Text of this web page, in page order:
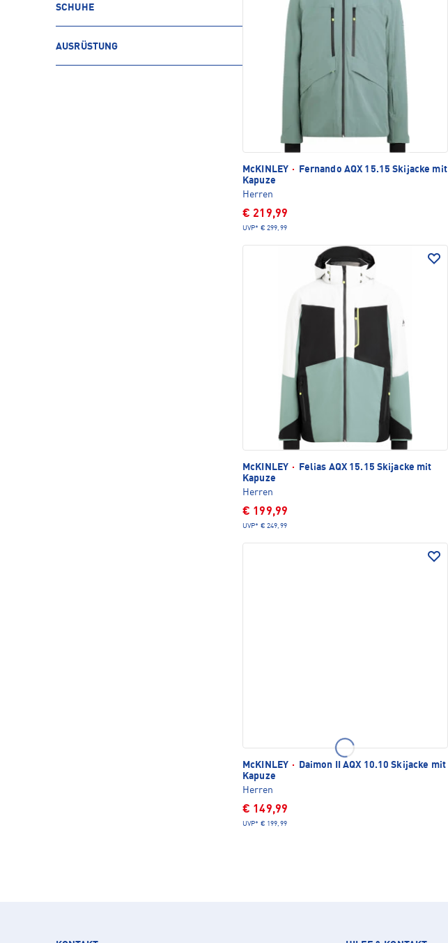
SCHUHE
AUSRÜSTUNG
McKINLEY ·
Fernando AQX 15.15 Skijacke mit
Kapuze
Herren
€ 219,99
UVP* € 299,99
McKINLEY ·
Felias AQX 15.15 Skijacke mit
Kapuze
Herren
€ 199,99
UVP* € 249,99
McKINLEY ·
Daimon II AQX 10.10 Skijacke mit
Kapuze
Herren
€ 149,99
UVP* € 199,99